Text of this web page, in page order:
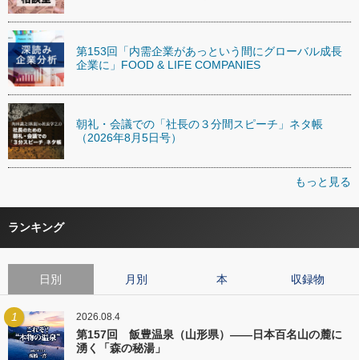
第153回「内需企業があっという間にグローバル成長
企業に」FOOD & LIFE COMPANIES
朝礼・会議での「社長の３分間スピーチ」ネタ帳
（2026年8月5日号）
もっと見る
ランキング
日別 月別 本 収録物
1 2026.08.4
第157回 飯豊温泉（山形県）――日本百名山の麓に
湧く「森の秘湯」